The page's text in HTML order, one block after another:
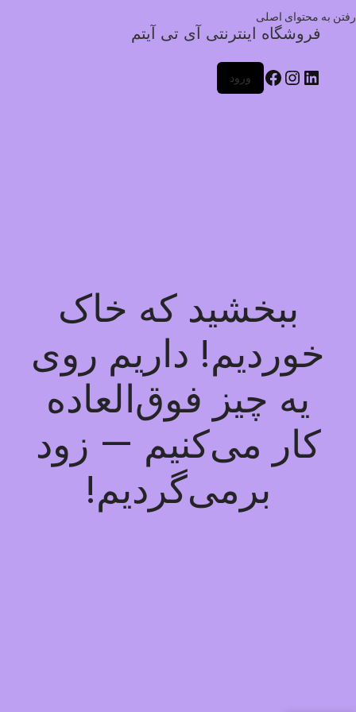
رفتن به محتوای اصلی
فروشگاه اینترنتی آی تی آیتم
ورود
ببخشید که خاک
خوردیم! داریم روی
یه چیز فوق‌العاده
کار می‌کنیم — زود
برمی‌گردیم!